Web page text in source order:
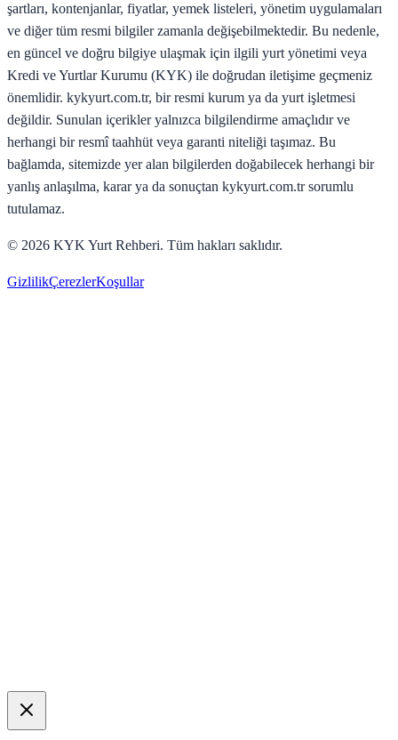
şartları, kontenjanlar, fiyatlar, yemek listeleri, yönetim uygulamaları
ve diğer tüm resmi bilgiler zamanla değişebilmektedir. Bu nedenle,
en güncel ve doğru bilgiye ulaşmak için ilgili yurt yönetimi veya
Kredi ve Yurtlar Kurumu (KYK) ile doğrudan iletişime geçmeniz
önemlidir. kykyurt.com.tr, bir resmi kurum ya da yurt işletmesi
değildir. Sunulan içerikler yalnızca bilgilendirme amaçlıdır ve
herhangi bir resmî taahhüt veya garanti niteliği taşımaz. Bu
bağlamda, sitemizde yer alan bilgilerden doğabilecek herhangi bir
yanlış anlaşılma, karar ya da sonuçtan kykyurt.com.tr sorumlu
tutulamaz.
© 2026 KYK Yurt Rehberi. Tüm hakları saklıdır.
GizlilikÇerezlerKoşullar